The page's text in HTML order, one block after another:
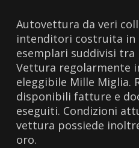
Autovettura da veri
intenditori costruita in
esemplari suddivisi tra
Vettura regolarmente
eleggibile Mille Miglia.
disponibili fatture e
eseguiti. Condizioni
vettura possiede
oro.